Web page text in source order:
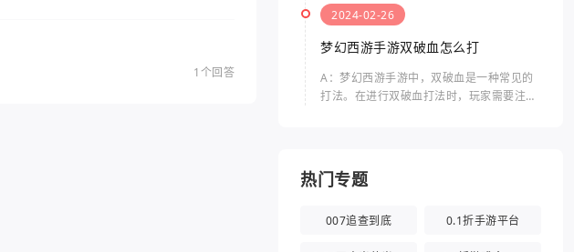
1个回答
带呢？以下是关于梦幻西游中腰带的相关问
题及其答案。在梦幻西游
2024-02-26
梦幻西游手游双破血怎么打
A：梦幻西游手游中，双破血是一种常见的
打法。在进行双破血打法时，玩家需要注意
热门专题
007追查到底 0.1折手游平台